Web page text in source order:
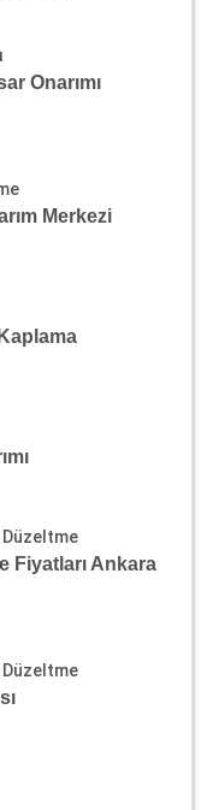
Onarımı
Merkezi
Düzeltme
Fiyatları Ankara
Düzeltme